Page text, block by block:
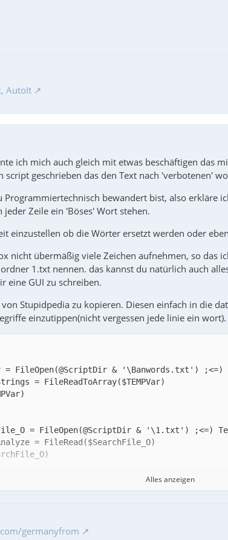
AutoIt
ich mich auch gleich mit etwas beschäftigen das
script geschrieben das den Text nach 'verbotenen'
Programmiertechnisch bewandert bist, also erkläre
Zeile ein 'Böses' Wort stehen.
einzustellen ob die Wörter ersetzt werden oder
nicht übermäßig viele Zeichen aufnehmen, so das
1.txt nennen. das kannst du natürlich auch
eine GUI zu schreiben.
Stupidpedia zu kopieren. Diesen einfach in die
einzutippen(nicht vergessen jede linie ein wort).
Alles anzeigen
germanyfrom